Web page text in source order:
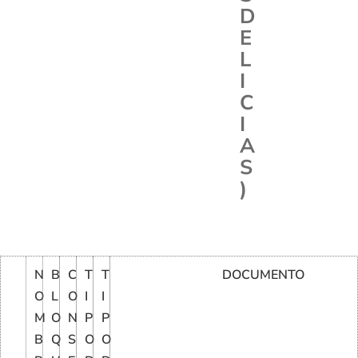
D
E
L
I
C
I
A
S
)
N
O
M
B
B
L
O
Q
C
O
N
S
T
I
P
O
T
I
P
O
DOCUMENTO